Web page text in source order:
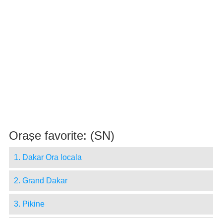
Orașe favorite: (SN)
1. Dakar Ora locala
2. Grand Dakar
3. Pikine